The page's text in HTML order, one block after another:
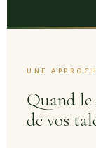
UNE
Quand le
de vos